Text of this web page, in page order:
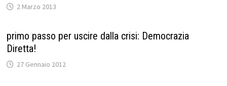
2 Marzo 2013
primo passo per uscire dalla crisi: Democrazia
Diretta!
27 Gennaio 2012